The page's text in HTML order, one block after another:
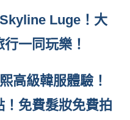
Luge！大
一同玩樂！
高級韓服體驗！
免費髮妝免費拍